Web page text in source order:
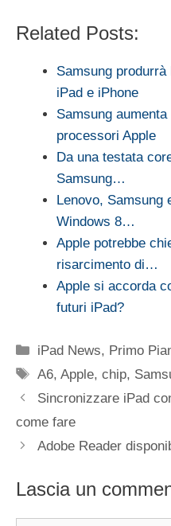
Related Posts:
Samsung
iPad e iPhone
Samsung
processori Apple
Da una testata
Samsung…
Lenovo, Samsung
Windows 8…
Apple potrebbe
risarcimento di…
Apple si accorda
futuri iPad?
Categorie
iPad News, Primo
Tag
A6,Apple,chip,
Sincronizzare iPad
come fare
Adobe Reader
Lascia un